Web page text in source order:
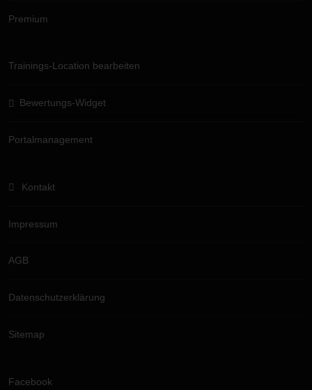
Premium
Trainings-Location bearbeiten
Bewertungs-Widget
Portalmanagement
Kontakt
Impressum
AGB
Datenschutzerklärung
Sitemap
Facebook